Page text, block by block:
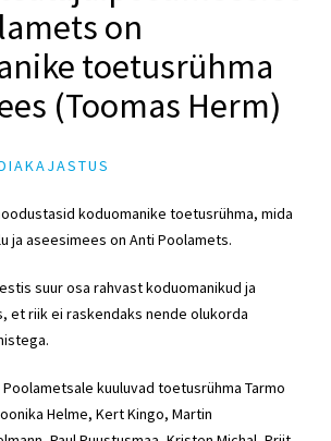
on
toetusrühma
(Toomas Herm)
koduomanike toetusrühma, mida
ja aseesimees on Anti Poolamets.
suur osa rahvast koduomanikud ja
et riik ei raskendaks nende olukorda
Poolametsale kuuluvad toetusrühma Tarmo
Helme, Kert Kingo, Martin